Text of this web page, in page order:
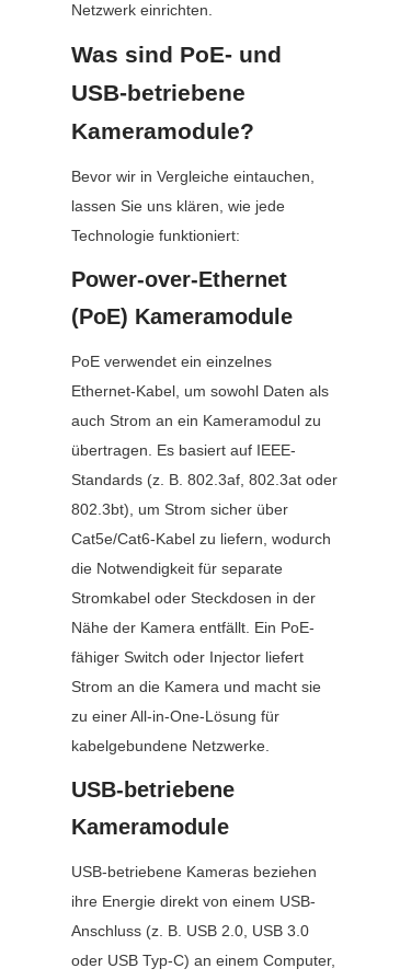
Netzwerk einrichten.
Was sind PoE- und
USB-betriebene
Kameramodule?
Bevor wir in Vergleiche eintauchen,
lassen Sie uns klären, wie jede
Technologie funktioniert:
Power-over-Ethernet
(PoE) Kameramodule
PoE verwendet ein einzelnes
Ethernet-Kabel, um sowohl Daten als
auch Strom an ein Kameramodul zu
übertragen. Es basiert auf IEEE-
Standards (z. B. 802.3af, 802.3at oder
802.3bt), um Strom sicher über
Cat5e/Cat6-Kabel zu liefern, wodurch
die Notwendigkeit für separate
Stromkabel oder Steckdosen in der
Nähe der Kamera entfällt. Ein PoE-
fähiger Switch oder Injector liefert
Strom an die Kamera und macht sie
zu einer All-in-One-Lösung für
kabelgebundene Netzwerke.
USB-betriebene
Kameramodule
USB-betriebene Kameras beziehen
ihre Energie direkt von einem USB-
Anschluss (z. B. USB 2.0, USB 3.0
oder USB Typ-C) an einem Computer,